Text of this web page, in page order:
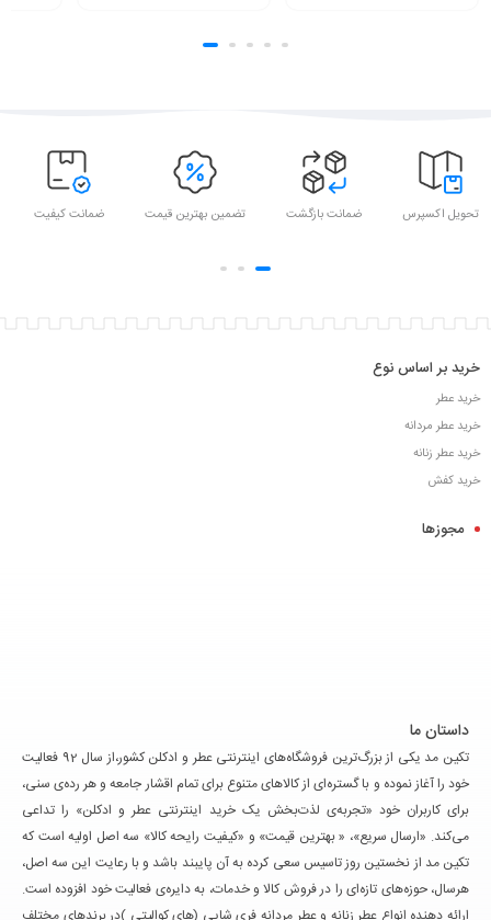
تحویل اکسپرس ضمانت بازگشت تضمین بهترین قیمت ضمانت کیفیت
خرید بر اساس نوع
خرید عطر
خرید عطر مردانه
خرید عطر زنانه
خرید کفش
مجوزها
داستان ما
تکین مد یکی از بزرگ‌ترین فروشگاه‌های اینترنتی عطر و ادکلن کشور،از سال 92 فعالیت
خود را آغاز نموده و با گستره‌ای از کالاهای متنوع برای تمام اقشار جامعه و هر رده‌ی سنی،
برای کاربران خود «تجربه‌ی لذت‌بخش یک خرید اینترنتی عطر و ادکلن» را تداعی
می‌کند. «ارسال سریع»، « بهترین قیمت» و «کیفیت رایحه کالا» سه اصل اولیه است که
تکین مد از نخستین روز تاسیس سعی کرده به آن پایبند باشد و با رعایت این سه اصل،
هرسال، حوزه‌های تازه‌ای را در فروش کالا و خدمات، به دایره‌ی فعالیت خود افزوده است.
ارائه دهنده انواع عطر زنانه و عطر مردانه فری شاپی (های کوالیتی )در برندهای مختلف